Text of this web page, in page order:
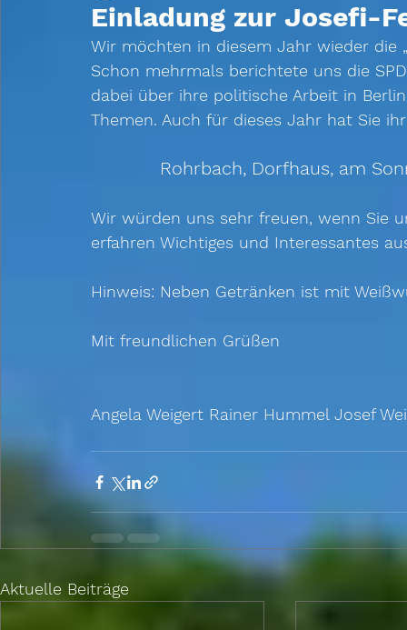
Einladung zur Josefi-
Wir möchten in diesem Jahr wieder die
Schon mehrmals berichtete uns die
dabei über ihre politische Arbeit in
Themen. Auch für dieses Jahr hat Sie
Rohrbach, Dorfhaus, am
Wir würden uns sehr freuen, wenn Sie
erfahren Wichtiges und Interessantes
Hinweis: Neben Getränken ist mit
Mit freundlichen Grüßen
Angela Weigert Rainer Hummel Josef
Aktuelle Beiträge